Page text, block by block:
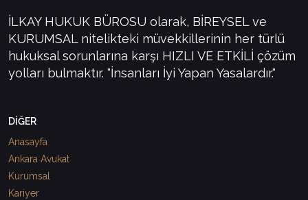
İLKAY HUKUK BÜROSU olarak, BİREYSEL ve
KURUMSAL nitelikteki müvekkillerinin her türlü
hukuksal sorunlarına karşı HIZLI VE ETKİLİ çözüm
yolları bulmaktır. "İnsanları İyi Yapan Yasalardır."
DİĞER
Anasayfa
Ankara Avukat
Kurumsal
Kariyer